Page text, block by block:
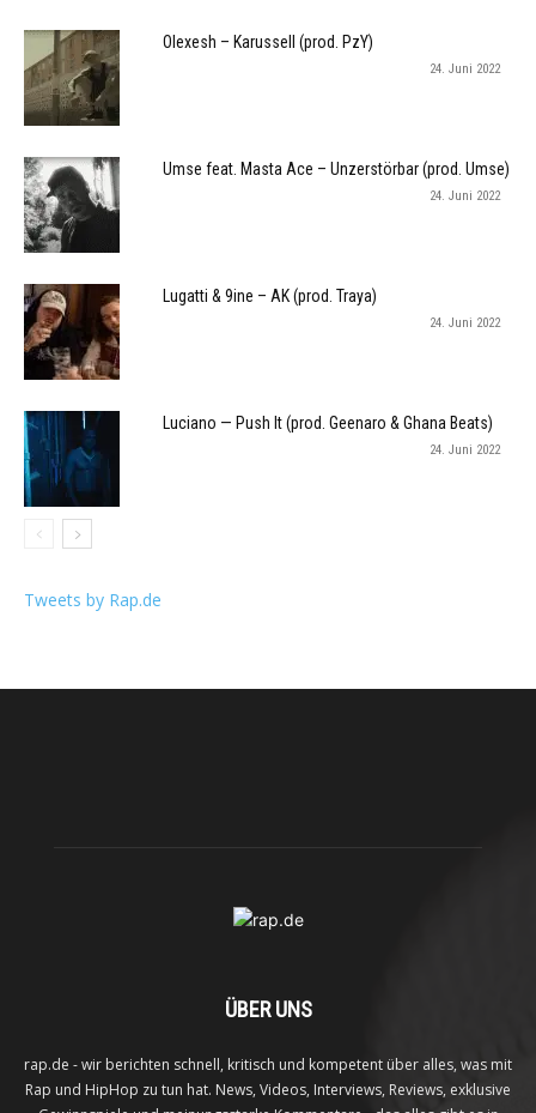
Olexesh – Karussell (prod. PzY)
24. Juni 2022
Umse feat. Masta Ace – Unzerstörbar (prod. Umse)
24. Juni 2022
Lugatti & 9ine – AK (prod. Traya)
24. Juni 2022
Luciano — Push It (prod. Geenaro & Ghana Beats)
24. Juni 2022
Tweets by Rap.de
ÜBER UNS
rap.de - wir berichten schnell, kritisch und kompetent über alles, was mit
Rap und HipHop zu tun hat. News, Videos, Interviews, Reviews, exklusive